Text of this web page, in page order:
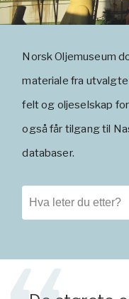
Norsk Oljemuseum
materiale fra
felt og oljeselskap
også får tilgang til
databaser.
Søk...